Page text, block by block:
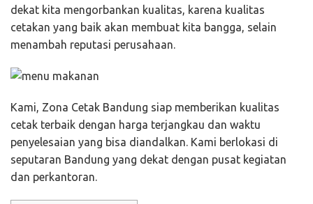
dekat kita mengorbankan kualitas, karena kualitas
cetakan yang baik akan membuat kita bangga, selain
menambah reputasi perusahaan.
Kami, Zona Cetak Bandung siap memberikan kualitas
cetak terbaik dengan harga terjangkau dan waktu
penyelesaian yang bisa diandalkan. Kami berlokasi di
seputaran Bandung yang dekat dengan pusat kegiatan
dan perkantoran.